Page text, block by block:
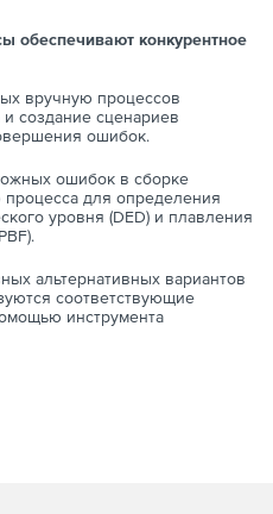
обеспечивают конкурентное
вручную процессов
создание сценариев
ошибок.
ошибок в сборке
для определения
уровня (DED) и плавления
альтернативных вариантов
соответствующие
инструмента